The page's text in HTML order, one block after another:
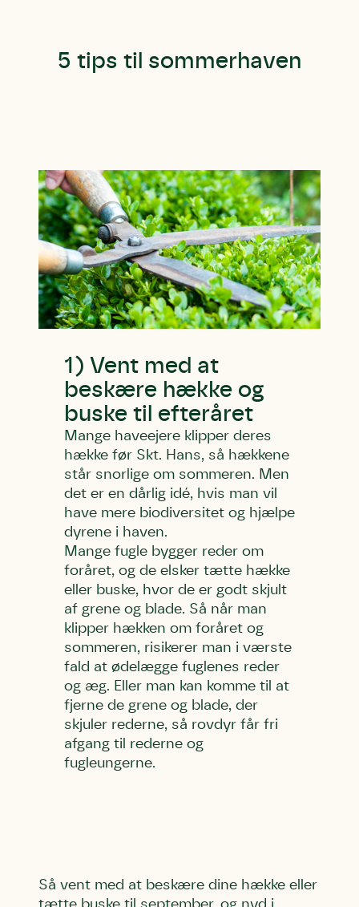
5 tips til sommerhaven
1) Vent med at
beskære hække og
buske til efteråret
Mange haveejere klipper deres
hække før Skt. Hans, så hækkene
står snorlige om sommeren. Men
det er en dårlig idé, hvis man vil
have mere biodiversitet og hjælpe
dyrene i haven.
Mange fugle bygger reder om
foråret, og de elsker tætte hække
eller buske, hvor de er godt skjult
af grene og blade. Så når man
klipper hækken om foråret og
sommeren, risikerer man i værste
fald at ødelægge fuglenes reder
og æg. Eller man kan komme til at
fjerne de grene og blade, der
skjuler rederne, så rovdyr får fri
afgang til rederne og
fugleungerne.
Så vent med at beskære dine hække eller